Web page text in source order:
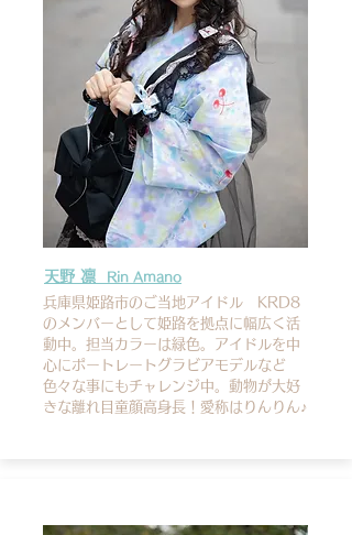
天野 凛 Rin Amano
兵庫県姫路市のご当地アイドル KRD8
のメンバーとして姫路を拠点に幅広く活
動中。担当カラーは緑色。アイドルを中
心にポートレートグラビアモデルなど
色々な事にもチャレンジ中。動物が大好
きな離れ目童顔高身長！愛称はりんりん♪